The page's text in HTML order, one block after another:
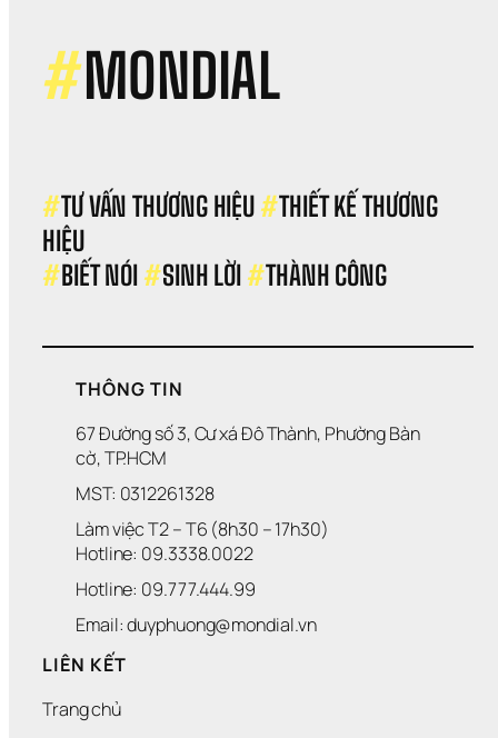
#MONDIAL
#TƯ VẤN THƯƠNG HIỆU #THIẾT KẾ THƯƠNG
HIỆU
#BIẾT NÓI #SINH LỜI #THÀNH CÔNG
THÔNG TIN
67 Đường số 3, Cư xá Đô Thành, Phường Bàn
cờ, TP.HCM
MST: 0312261328
Làm việc T2 – T6 (8h30 – 17h30)
Hotline: 09.3338.0022
Hotline: 09.777.444.99
Email: duyphuong@mondial.vn
LIÊN KẾT
Trang chủ